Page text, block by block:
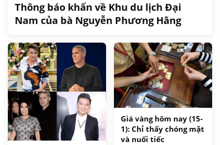
Thông báo khẩn về Khu du lịch Đại
Nam của bà Nguyễn Phương Hằng
Giá vàng hôm nay (15-
1): Chỉ thấy chóng mặt
và nuối tiếc